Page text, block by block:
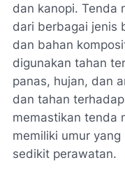
dan kanopi. Tenda
dari berbagai jenis
dan bahan
digunakan tahan
panas, hujan, dan
dan tahan
memastikan tenda
memiliki umur
sedikit perawatan.